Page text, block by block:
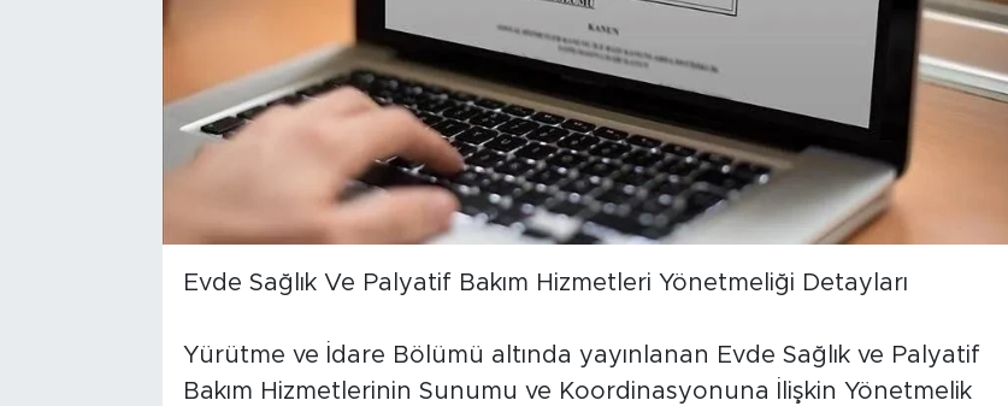
Evde Sağlık Ve Palyatif Bakım Hizmetleri Yönetmeliği Detayları
Yürütme ve İdare Bölümü altında yayınlanan Evde Sağlık ve Palyatif
Bakım Hizmetlerinin Sunumu ve Koordinasyonuna İlişkin Yönetmelik